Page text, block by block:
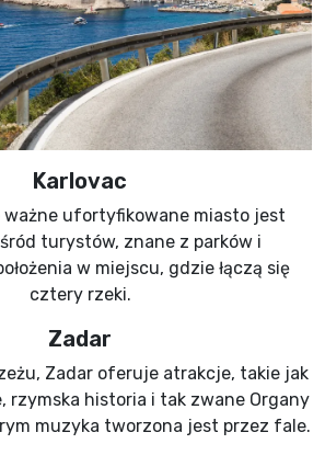
Karlovac
ważne ufortyfikowane miasto jest
turystów, znane z parków i
w miejscu, gdzie łączą się
cztery rzeki.
Zadar
Zadar oferuje atrakcje, takie jak
rzymska historia i tak zwane Organy
muzyka tworzona jest przez fale.